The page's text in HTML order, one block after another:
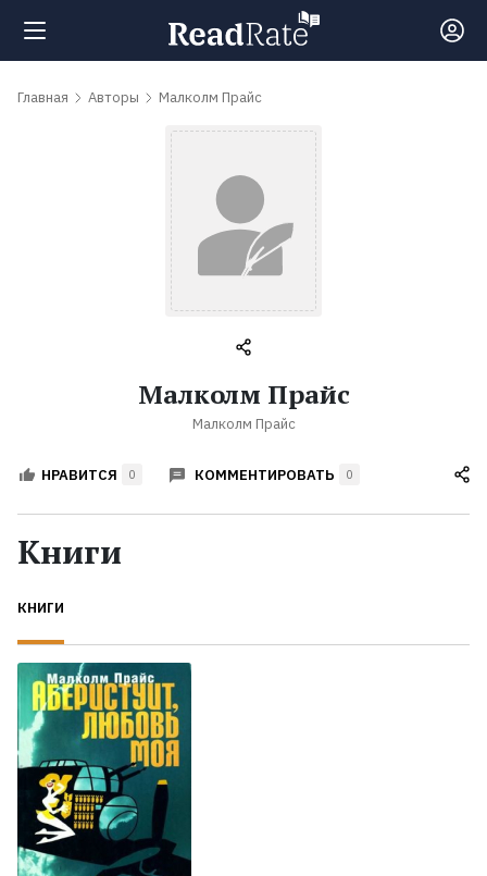
Поиск
обсуждаемые
Авторы
Жанры
Экранизации
Коллекции
Главная Авторы Малколм Прайс
Малколм Прайс
Малколм Прайс
НРАВИТСЯ 0 КОММЕНТИРОВАТЬ 0
Книги
КНИГИ